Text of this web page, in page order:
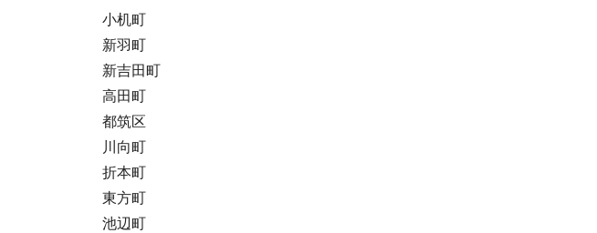
小机町
新羽町
新吉田町
高田町
都筑区
川向町
折本町
東方町
池辺町